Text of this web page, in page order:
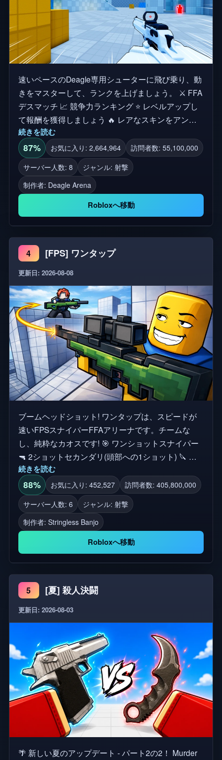
速いペースのDeagle専用シューターに飛び乗り、動
きをマスターして、ランクを上げましょう。 ⚔️ FFA
デスマッチ 📈 競争力ランキング ⭐ レベルアップし
て報酬を獲得しましょう 🔥 レアなスキンをアンロ
ックして集める 🏆 リーダーボードを登ろう 🖥️ PC操
作: 撃つ - M1 エイム - M2 スライド - C / Ctrl 🎮 コン
トローラー: 撃つ - R2 エイム - L2 スライド - B / ○ 📱
モバイル操作：画面上のボタン Shootボタンを長押
しして照準を調整し、離すと撃ちます。 👍 さらに
多くのアップデートのために「いいね」を残してく
ださい！ 🐛 バグを見つけたら、グループまたはコ
ミュニティサーバーで報告して報酬を獲得しましょ
う！
続きを読む
87% お気に入り: 2,664,964
訪問者数: 55,100,000
サーバー人数: 8
ジャンル: 射撃
制作者: Deagle Arena
Robloxへ移動
4 [FPS] ワンタップ
更新日: 2026-08-08
ブームヘッドショット! ワンタップは、スピードが
速いFPSスナイパーFFAアリーナです。チームな
し、純粋なカオスです! 🎯 ワンショットスナイパー
🔫 2ショットセカンダリ(頭部への1ショット) 🔪 近
接武器 🏆 連続、トリックショット、クリーンキル
など! 🔓 進行状況とカスタマイズ 70以上の武器スキ
ンをアンロックする(詳細は後ほど公開予定) ケース
を転がしてレア&限定の化粧品を獲得 キルエフェク
ト、ネームタグ、スキンを装備 レベル、デイリー、
クエストから報酬を獲得 🎮 プラットフォームサポ
ート PC💻 | モバイル📱 | タブレット | コンソール🎮
(XboxとPlayStationをサポート) 👍 ゲームを楽しんで
いますか? ポンプアップを残してください、それは
多くの助けになります! ⚠️ 注意: 詐欺、搾取、または
アルツで農業を行うことは、永久的な禁止につなが
ります。控訴はありません。
続きを読む
88% お気に入り: 452,527
訪問者数: 405,800,000
サーバー人数: 6
ジャンル: 射撃
制作者: Stringless Banjo
Robloxへ移動
5 [夏] 殺人決闘
更新日: 2026-08-03
🌴 新しい夏のアップデート - パート2の2！ Murder